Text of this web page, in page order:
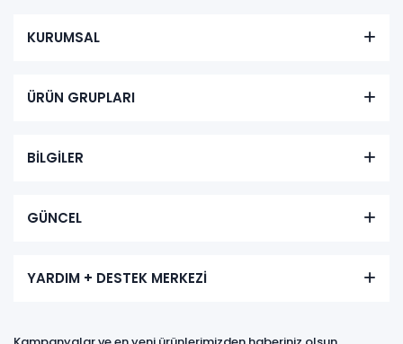
KURUMSAL
ÜRÜN GRUPLARI
BİLGİLER
GÜNCEL
YARDIM + DESTEK MERKEZİ